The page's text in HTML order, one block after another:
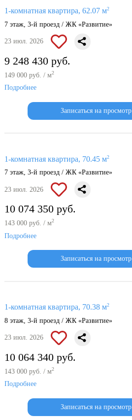
1-комнатная квартира, 62.07 м2
7 этаж, 3-й проезд / ЖК «Развитие»
23 июл. 2026
9 248 430 руб.
149 000 руб. / м2
Подробнее
Записаться на просмотр
1-комнатная квартира, 70.45 м2
7 этаж, 3-й проезд / ЖК «Развитие»
23 июл. 2026
10 074 350 руб.
143 000 руб. / м2
Подробнее
Записаться на просмотр
1-комнатная квартира, 70.38 м2
8 этаж, 3-й проезд / ЖК «Развитие»
23 июл. 2026
10 064 340 руб.
143 000 руб. / м2
Подробнее
Записаться на просмотр